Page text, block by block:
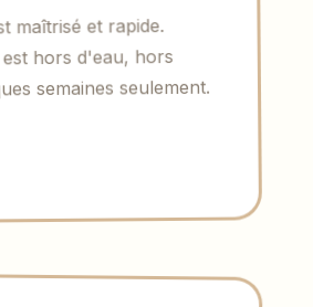
maîtrisé et rapide.
hors d'eau, hors
semaines seulement.